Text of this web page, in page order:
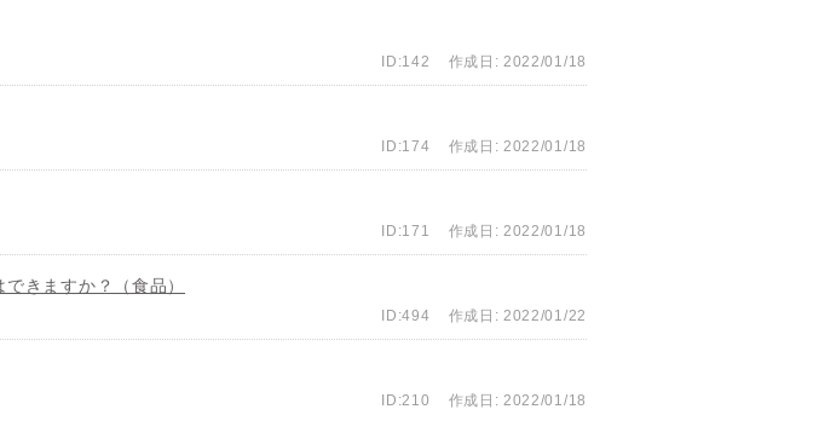
ID:142 作成日: 2022/01/18
ID:174 作成日: 2022/01/18
ID:171 作成日: 2022/01/18
きますか？（食品）
ID:494 作成日: 2022/01/22
ID:210 作成日: 2022/01/18